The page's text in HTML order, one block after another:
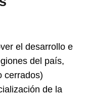
el desarrollo e
del país,
cerrados)
de la